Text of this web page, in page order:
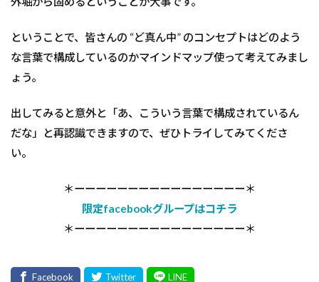
ということで、皆さんの “ど真ん中” のコンセプトはどのよう
な言葉で構成しているのかマインドマップ使って考えてみまし
ょう。
出してみると意外と「あ、こういう言葉で構成されているん
だな」と再認識できますので、ぜひトライしてみてくださ
い。
＊ーーーーーーーーーーーーーーーー＊
限定facebookグループはコチラ
＊ーーーーーーーーーーーーーーーー＊